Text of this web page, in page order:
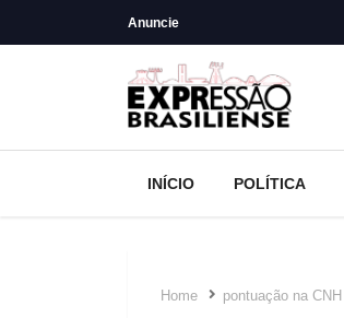
Anuncie
INÍCIO POLÍTICA
Home pontuação na CNH